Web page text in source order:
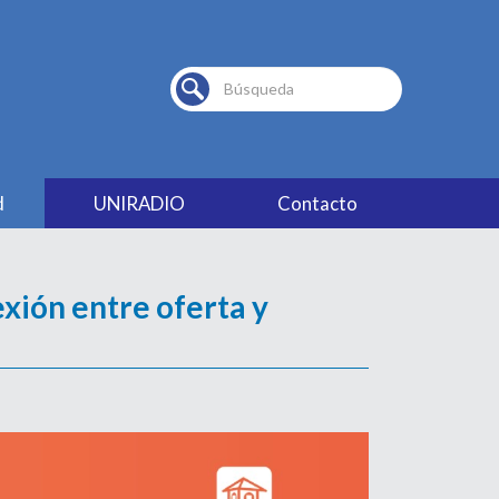
Buscar...
UNIRADIO Contacto
entre oferta y